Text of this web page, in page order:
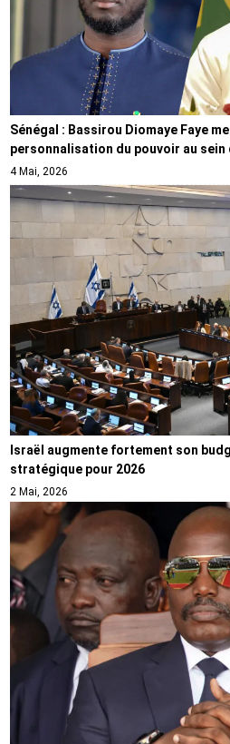
Sénégal : Bassirou Diomaye Faye
personnalisation du pouvoir au sein
4 Mai, 2026
Israël augmente fortement son
stratégique pour 2026
2 Mai, 2026